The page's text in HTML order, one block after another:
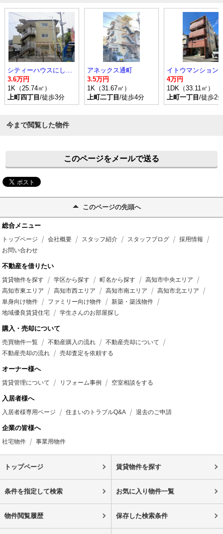
シティーハウスにしまち
3.6万円
1K（25.74㎡）
上町四丁目 /徒歩3分
アネックス通町
3.5万円
1K（31.67㎡）
上町二丁目 /徒歩4分
イトウマンションⅢ
4万円
1DK（33.11㎡）
上町一丁目 /徒歩2
今まで閲覧した物件
このページをメールで送る
このページの先頭へ
総合メニュー
トップページ 会社概要 スタッフ紹介 スタッフブログ
採用情報
お問い合わせ
不動産を借りたい
賃貸物件を探す 学区から探す 町名から探す
高知市中央エリア
高知市東エリア
高知市西エリア 高知市南エリア
高知市北エリア
単身向け物件
ファミリー向け物件
新築・築浅物件
地域優良賃貸住宅
学生さんのお部屋探し
購入・売却について
売買物件一覧 不動産購入の流れ
不動産売却について
不動産売却の流れ
売却査定を依頼する
オーナー様へ
賃貸管理について リフォーム事例 空室相談をする
入居者様へ
入居者様専用ページ 住まいのトラブルQ&A 退去のご申請
企業の皆様へ
社宅物件 事業用物件
トップページ 賃貸物件を探す
条件を指定して検索 お気に入り物件一覧
物件閲覧履歴 保存した検索条件